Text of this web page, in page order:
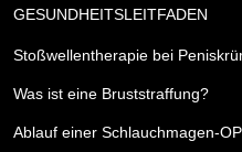
GESUNDHEITSLEITFADEN
Stoßwellentherapie bei
Was ist eine Bruststraffung?
Ablauf einer Schlauchmagen-